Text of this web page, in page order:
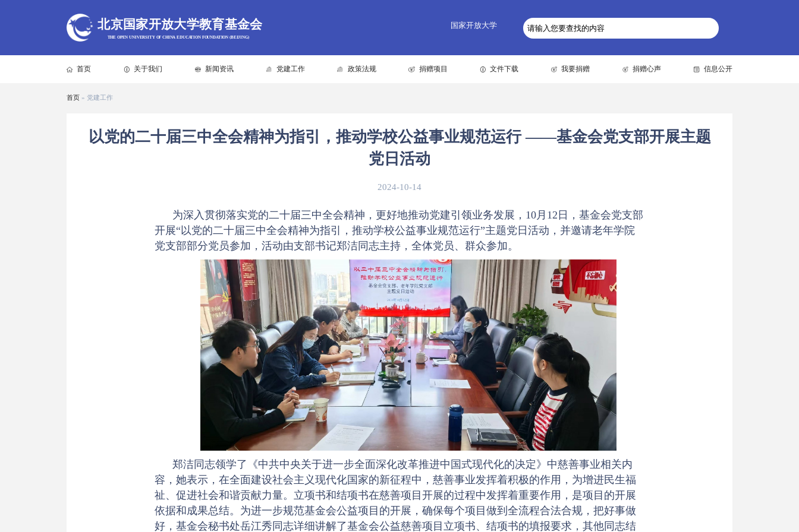
北京国家开放大学教育基金会
THE OPEN UNIVERSITY OF CHINA EDUCATION FOUNDATION (BEIJING)
国家开放大学
首页 关于我们 新闻资讯 党建工作 政策法规 捐赠项目 文件下载 我要捐赠 捐赠心声 信息公开
首页 » 党建工作
以党的二十届三中全会精神为指引，推动学校公益事业规范运行 ——基金会党支部开展主题
党日活动
2024-10-14
为深入贯彻落实党的二十届三中全会精神，更好地推动党建引领业务发展，10月1 2 日，基金会党支部
开展“以党的二十届三中全会精神为指引，推动学校公益事业规范运行”主题党日活动，并邀请老年学院
党支部部分党员参加，活动由支部书记郑洁同志主持，全体党员、群众参加。
郑洁同志领学了《中共中央关于进一步全面深化改革推进中国式现代化的决定》中慈善事业相关内
容，她表示，在全面建设社会主义现代化国家的新征程中，慈善事业发挥着积极的作用，为增进民生福
祉、促进社会和谐贡献力量。立项书和结项书在慈善项目开展的过程中发挥着重要作用，是项目的开展
依据和成果总结。为进一步规范基金会公益项目的开展，确保每个项目做到全流程合法合规，把好事做
好，基金会秘书处岳江秀同志详细讲解了基金会公益慈善项目立项书、结项书的填报要求，其他同志结